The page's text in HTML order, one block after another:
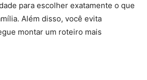
para escolher exatamente o que
Além disso, você evita
montar um roteiro mais